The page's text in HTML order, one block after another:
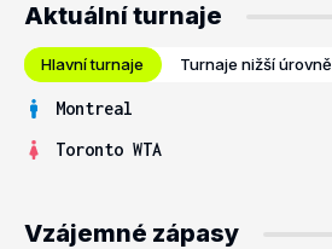
Aktuální turnaje
Hlavní turnaje Turnaje nižší úrovně
Montreal
Toronto WTA
Vzájemné zápasy